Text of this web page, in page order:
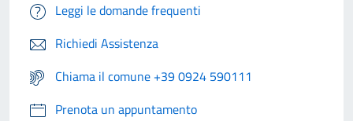
Leggi le domande frequenti
Richiedi Assistenza
Chiama il comune +39 0924 590111
Prenota un appuntamento